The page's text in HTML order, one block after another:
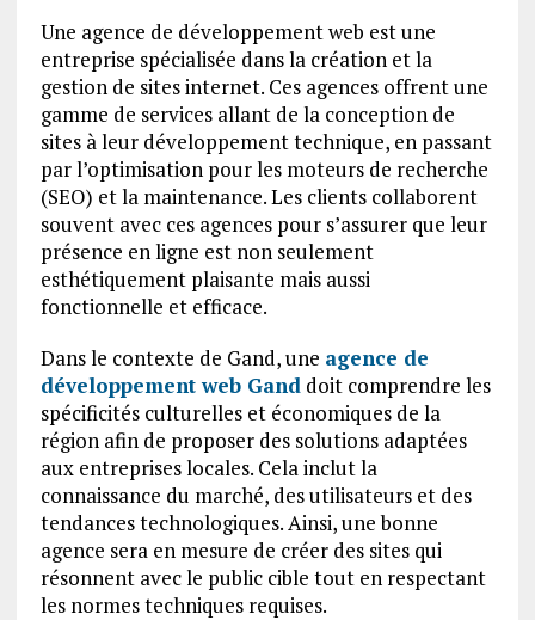
Une agence de développement web est une
entreprise spécialisée dans la création et la
gestion de sites internet. Ces agences offrent une
gamme de services allant de la conception de
sites à leur développement technique, en passant
par l’optimisation pour les moteurs de recherche
(SEO) et la maintenance. Les clients collaborent
souvent avec ces agences pour s’assurer que leur
présence en ligne est non seulement
esthétiquement plaisante mais aussi
fonctionnelle et efficace.
Dans le contexte de Gand, une agence de
développement web Ganddoit comprendre les
spécificités culturelles et économiques de la
région afin de proposer des solutions adaptées
aux entreprises locales. Cela inclut la
connaissance du marché, des utilisateurs et des
tendances technologiques. Ainsi, une bonne
agence sera en mesure de créer des sites qui
résonnent avec le public cible tout en respectant
les normes techniques requises.